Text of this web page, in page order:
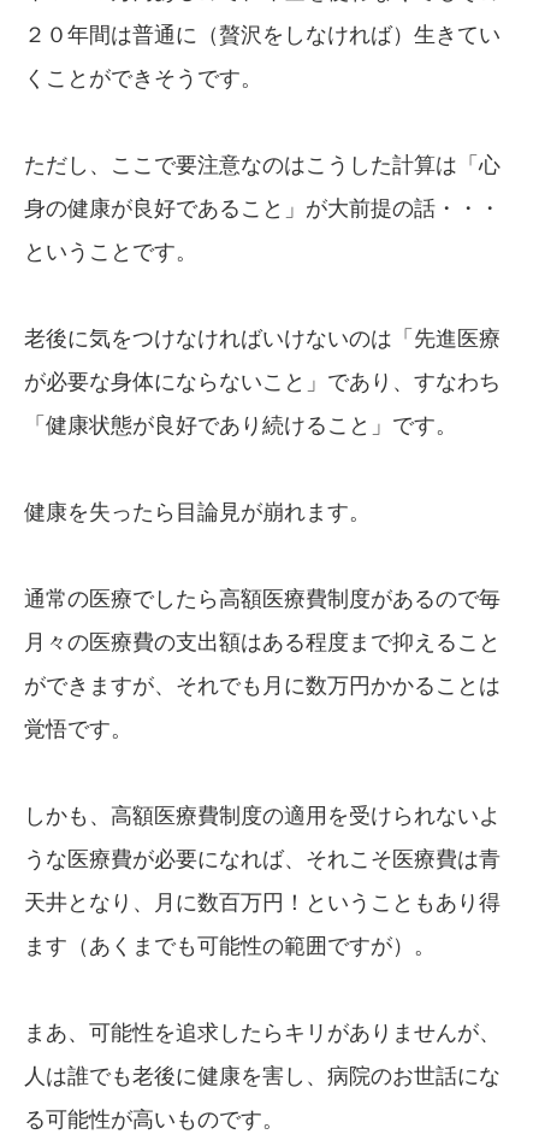
２０年間は普通に（贅沢をしなければ）生きてい
くことができそうです。
ただし、ここで要注意なのはこうした計算は「心
身の健康が良好であること」が大前提の話・・・
ということです。
老後に気をつけなければいけないのは「先進医療
が必要な身体にならないこと」であり、すなわち
「健康状態が良好であり続けること」です。
健康を失ったら目論見が崩れます。
通常の医療でしたら高額医療費制度があるので毎
月々の医療費の支出額はある程度まで抑えること
ができますが、それでも月に数万円かかることは
覚悟です。
しかも、高額医療費制度の適用を受けられないよ
うな医療費が必要になれば、それこそ医療費は青
天井となり、月に数百万円！ということもあり得
ます（あくまでも可能性の範囲ですが）。
まあ、可能性を追求したらキリがありませんが、
人は誰でも老後に健康を害し、病院のお世話にな
る可能性が高いものです。